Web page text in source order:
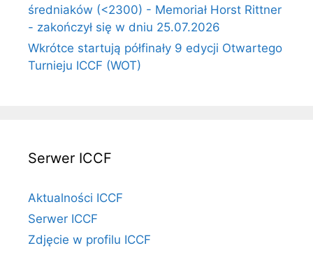
średniaków (<2300) - Memoriał Horst Rittner
- zakończył się w dniu 25.07.2026
Wkrótce startują półfinały 9 edycji Otwartego
Turnieju ICCF (WOT)
Serwer ICCF
Aktualności ICCF
Serwer ICCF
Zdjęcie w profilu ICCF